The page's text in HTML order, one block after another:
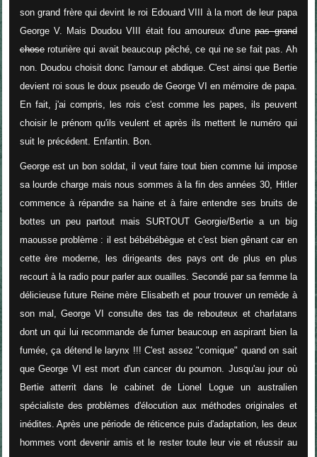
son grand frère qui devint le roi Edouard VIII à la mort de leur papa
George V. Mais Doudou VIII était fou amoureux d'unepas grand
choseroturière qui avait beaucoup pêché, ce qui ne se fait pas. Ah
non. Doudou choisit donc l'amour et abdique. C'est ainsi que Bertie
devient roi sous le doux pseudo de George VI en mémoire de papa.
En fait, j'ai compris, les rois c'est comme les papes, ils peuvent
choisir le prénom qu'ils veulent et après ils mettent le numéro qui
suit le précédent. Enfantin. Bon.
George est un bon soldat, il veut faire tout bien comme lui impose
sa lourde charge mais nous sommes à la fin des années 30, Hitler
commence à répandre sa haine et à faire entendre ses bruits de
bottes un peu partout mais SURTOUT Georgie/Bertie a un big
maousse problème : il est bébébébègue et c'est bien gênant car en
cette ère moderne, les dirigeants des pays ont de plus en plus
recourt à la radio pour parler aux ouailles. Secondé par sa femme la
délicieuse future Reine mère Elisabeth et pour trouver un remède à
son mal, George VI consulte des tas de rebouteux et charlatans
dont un qui lui recommande de fumer beaucoup en aspirant bien la
fumée, ça détend le larynx !!! C'est assez "comique" quand on sait
que George VI est mort d'un cancer du poumon. Jusqu'au jour où
Bertie atterrit dans le cabinet de Lionel Logue un australien
spécialiste des problèmes d'élocution aux méthodes originales et
inédites. Après une période de réticence puis d'adaptation, les deux
hommes vont devenir amis et le rester toute leur vie et réussir au